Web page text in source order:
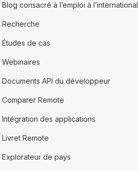
Blog consacré à l’emploi à l’international
Recherche
Études de cas
Webinaires
Documents API du développeur
Comparer Remote
Intégration des applications
Livret Remote
Explorateur de pays